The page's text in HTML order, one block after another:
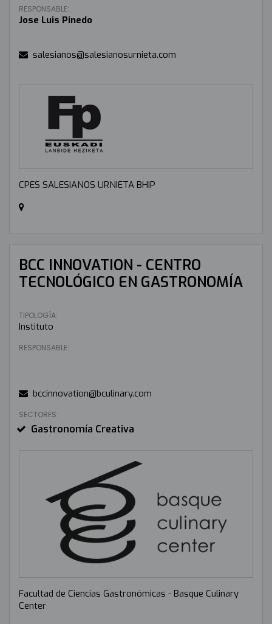
RESPONSABLE:
Jose Luis Pinedo
salesianos@salesianosurnieta.com
CPES SALESIANOS URNIETA BHIP
BCC INNOVATION - CENTRO
TECNOLÓGICO EN GASTRONOMÍA
TIPOLOGÍA:
Instituto
RESPONSABLE:
bccinnovation@bculinary.com
SECTORES:
Gastronomía Creativa
Facultad de Ciencias Gastronómicas - Basque Culinary
Center